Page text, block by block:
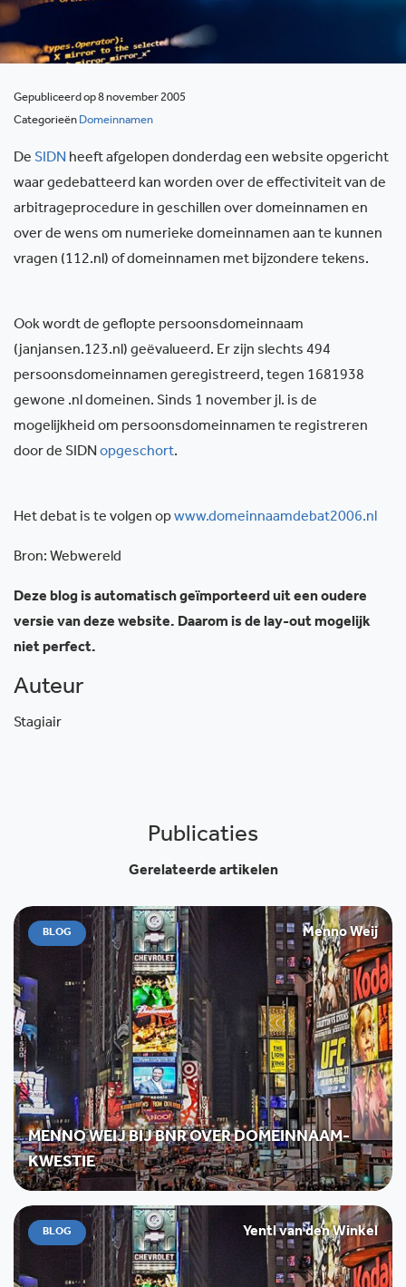
Gepubliceerd op 8 november 2005
Categorieën Domeinnamen
De SIDN heeft afgelopen donderdag een website opgericht
waar gedebatteerd kan worden over de effectiviteit van de
arbitrageprocedure in geschillen over domeinnamen en
over de wens om numerieke domeinnamen aan te kunnen
vragen (112.nl) of domeinnamen met bijzondere tekens.
Ook wordt de geflopte persoonsdomeinnaam
(janjansen.123.nl) geëvalueerd. Er zijn slechts 494
persoonsdomeinnamen geregistreerd, tegen 1681938
gewone .nl domeinen. Sinds 1 november jl. is de
mogelijkheid om persoonsdomeinnamen te registreren
door de SIDN opgeschort.
Het debat is te volgen opwww.domeinnaamdebat2006.nl
Bron: Webwereld
Deze blog is automatisch geïmporteerd uit een oudere
versie van deze website. Daarom is de lay-out mogelijk
niet perfect.
Auteur
Stagiair
Publicaties
Gerelateerde artikelen
BLOG Menno Weij
MENNO WEIJ BIJ BNR OVER DOMEINNAAM-
KWESTIE
BLOG Yentl van den Winkel